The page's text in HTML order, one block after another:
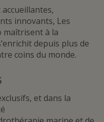
innovants, Les
maîtrisent à la
depuis plus de
coins du monde.
et dans la